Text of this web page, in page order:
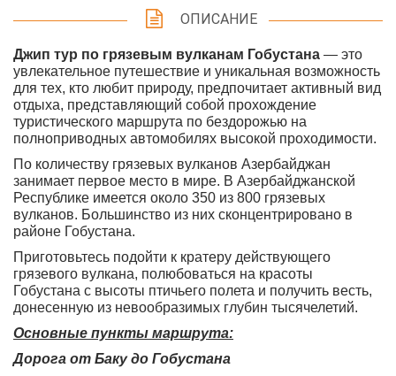
ОПИСАНИЕ
Джип тур по грязевым вулканам Гобустана — это
увлекательное путешествие и уникальная возможность
для тех, кто любит природу, предпочитает активный вид
отдыха, представляющий собой прохождение
туристического маршрута по бездорожью на
полноприводных автомобилях высокой проходимости.
По количеству грязевых вулканов Азербайджан
занимает первое место в мире. В Азербайджанской
Республике имеется около 350 из 800 грязевых
вулканов. Большинство из них сконцентрировано в
районе Гобустана.
Приготовьтесь подойти к кратеру действующего
грязевого вулкана, полюбоваться на красоты
Гобустана с высоты птичьего полета и получить весть,
донесенную из невообразимых глубин тысячелетий.
Основные пункты маршрута:
Дорога от Баку до Гобустана